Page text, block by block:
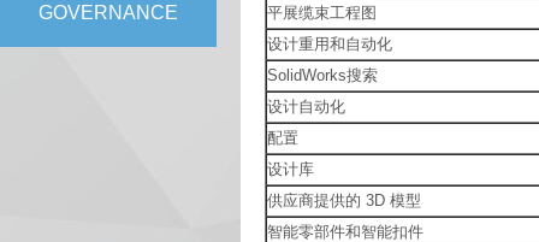
GOVERNANCE
平展缆束工程图
设计重用和自动化
SolidWorks搜索
设计自动化
配置
设计库
供应商提供的 3D 模型
智能零部件和智能扣件